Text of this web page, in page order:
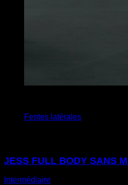
Fentes latérales
JESS FULL BODY SANS
Intermédiaire